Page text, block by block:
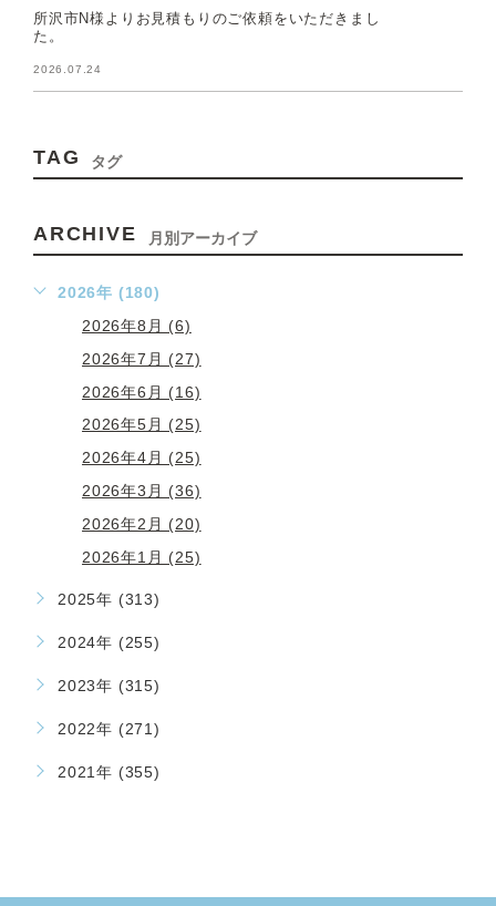
所沢市N様よりお見積もりのご依頼をいただきまし
た。
2026.07.24
TAG タグ
ARCHIVE 月別アーカイブ
2026年 (180)
2026年8月 (6)
2026年7月 (27)
2026年6月 (16)
2026年5月 (25)
2026年4月 (25)
2026年3月 (36)
2026年2月 (20)
2026年1月 (25)
2025年 (313)
2024年 (255)
2023年 (315)
2022年 (271)
2021年 (355)